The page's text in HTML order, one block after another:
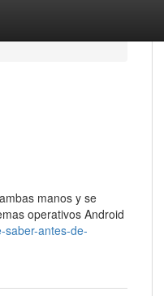
manos y se
operativos Android
saber-antes-de-